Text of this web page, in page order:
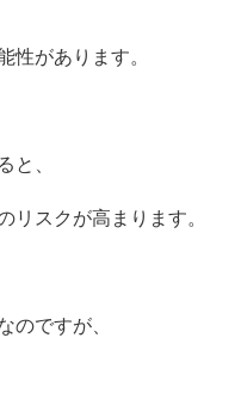
性があります。
と、
リスクが高まります。
のですが、